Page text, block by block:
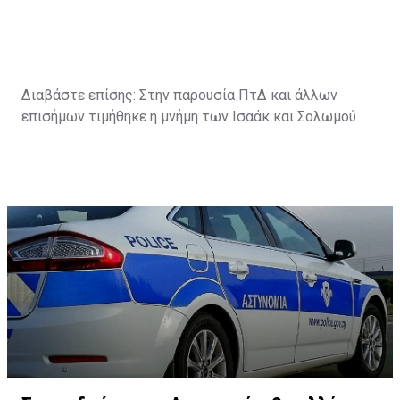
Διαβάστε επίσης: Στην παρουσία ΠτΔ και άλλων
επισήμων τιμήθηκε η μνήμη των Ισαάκ και Σολωμού